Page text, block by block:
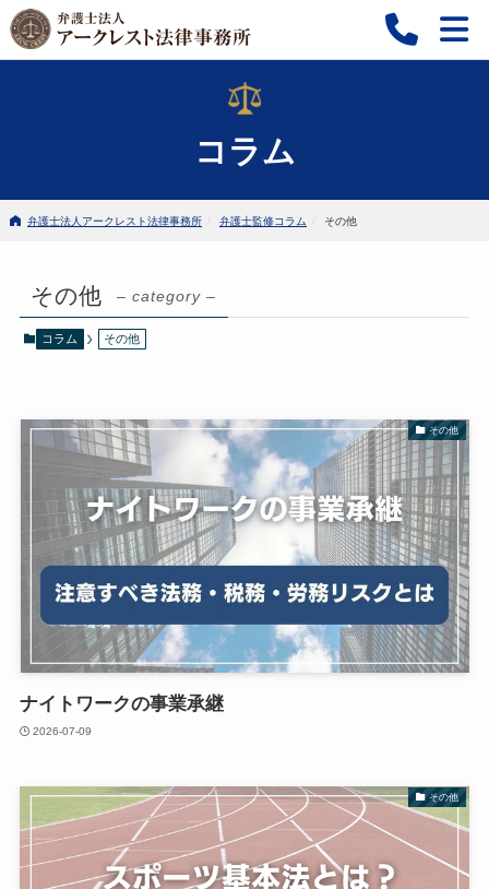
コラム
弁護士法人アークレスト法律事務所 弁護士監修コラム その他
その他 – category –
コラム その他
その他
ナイトワークの事業承継
2026-07-09
その他